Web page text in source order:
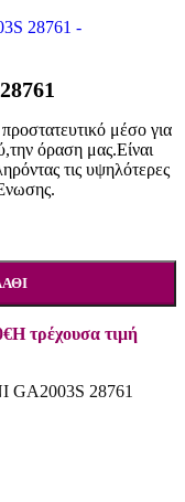
μέσο για
όραση μας.Είναι
τις υψηλότερες
€Η τρέχουσα τιμή
28761